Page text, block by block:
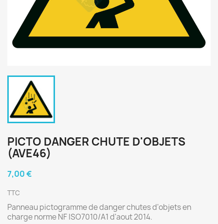
PICTO DANGER CHUTE D'OBJETS
(AVE46)
7,00 €
TTC
Panneau pictogramme de danger chutes d'objets en
charge norme NF ISO7010/A1 d'aout 2014.